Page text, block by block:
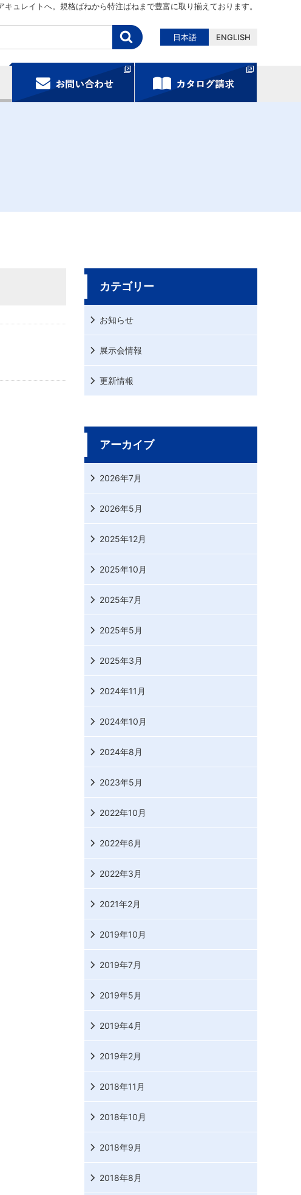
キュレイトへ。規格ばねから特注ばねまで豊富に取り揃えております。
日本語 ENGLISH
カテゴリー
お知らせ
展示会情報
更新情報
アーカイブ
2026年7月
2026年5月
2025年12月
2025年10月
2025年7月
2025年5月
2025年3月
2024年11月
2024年10月
2024年8月
2023年5月
2022年10月
2022年6月
2022年3月
2021年2月
2019年10月
2019年7月
2019年5月
2019年4月
2019年2月
2018年11月
2018年10月
2018年9月
2018年8月